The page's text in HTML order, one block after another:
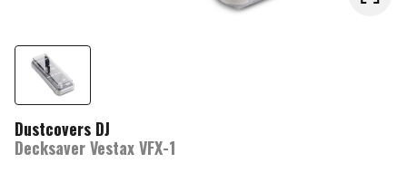
Dustcovers DJ
Decksaver Vestax VFX-1